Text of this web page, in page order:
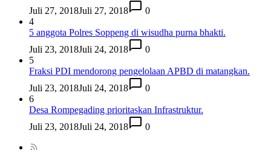
Juli 27, 2018Juli 27, 2018
0
4
5 anggota Polres Soppeng di wisudha purna bhakti.
Juli 23, 2018Juli 24, 2018
0
5
Fraksi PDI mendorong pengelolaan APBD di matangkan.
Juli 23, 2018Juli 24, 2018
0
6
Desa Rompegading prioritaskan Infrastruktur.
Juli 23, 2018Juli 24, 2018 0